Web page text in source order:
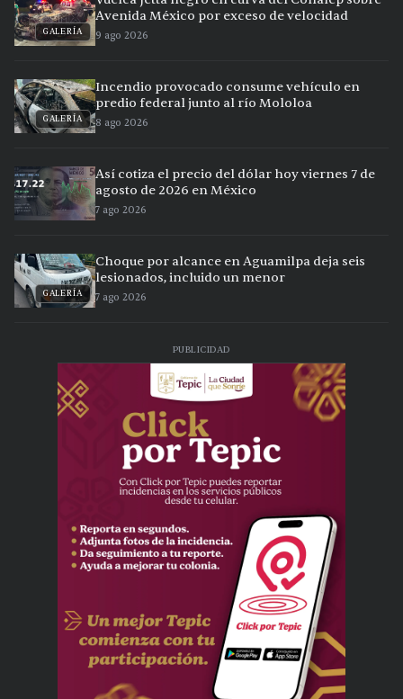
GALERÍA
Avenida México por exceso de velocidad
9 ago 2026
GALERÍA
Incendio provocado consume vehículo en
predio federal junto al río Mololoa
8 ago 2026
Así cotiza el precio del dólar hoy viernes 7 de
agosto de 2026 en México
7 ago 2026
GALERÍA
Choque por alcance en Aguamilpa deja seis
lesionados, incluido un menor
7 ago 2026
PUBLICIDAD